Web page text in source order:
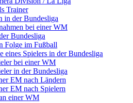
Trainer
in der Bundesliga
bei einer WM
Bundesliga
Folge im Fußball
eines Spielers in der Bundesliga
bei einer WM
in der Bundesliga
EM nach Ländern
EM nach Spielern
einer WM